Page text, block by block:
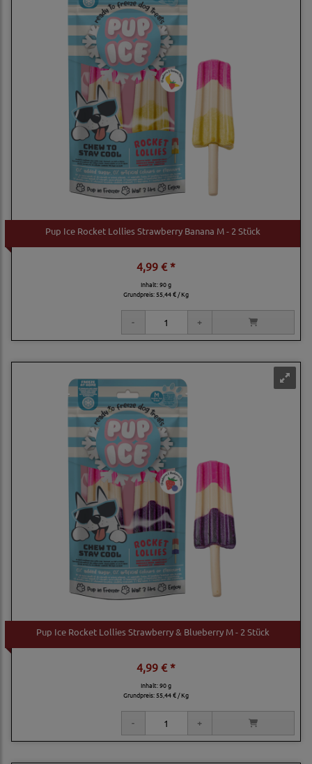
Pup Ice Rocket Lollies Strawberry Banana M - 2 Stück
4,99 € *
Inhalt: 90 g
Grundpreis: 55,44 € / Kg
Pup Ice Rocket Lollies Strawberry & Blueberry M - 2 Stück
4,99 € *
Inhalt: 90 g
Grundpreis: 55,44 € / Kg